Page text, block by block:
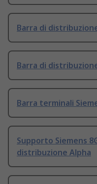
Barra di
Barra di
Barra terminali
Supporto Siemens
distribuzione Alpha